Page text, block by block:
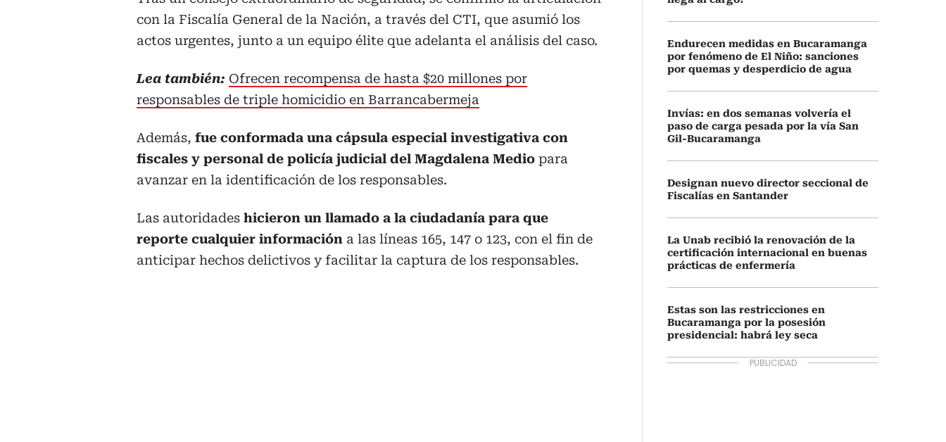
con la Fiscalía General de la Nación, a través del CTI, que asumió los
actos urgentes, junto a un equipo élite que adelanta el análisis del caso.
Lea también: Ofrecen recompensa de hasta $20 millones por
responsables de triple homicidio en Barrancabermeja
Además, fue conformada una cápsula especial investigativa con
fiscales y personal de policía judicial del Magdalena Medio para
avanzar en la identificación de los responsables.
Las autoridades hicieron un llamado a la ciudadanía para que
reporte cualquier información a las líneas 165, 147 o 123, con el fin de
anticipar hechos delictivos y facilitar la captura de los responsables.
Endurecen medidas en Bucaramanga
por fenómeno de El Niño: sanciones
por quemas y desperdicio de agua
Invías: en dos semanas volvería el
paso de carga pesada por la vía San
Gil-Bucaramanga
Designan nuevo director seccional de
Fiscalías en Santander
La Unab recibió la renovación de la
certificación internacional en buenas
prácticas de enfermería
Estas son las restricciones en
Bucaramanga por la posesión
presidencial: habrá ley seca